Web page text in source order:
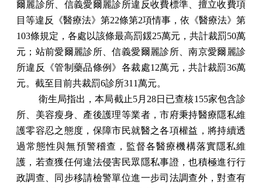
爾麗診所、信義愛爾麗診所違反收費標準、擅立收費項
目等違反《醫療法》第22條第2項情事，依《醫療法》第
103條規定，各處以該條最高罰鍰25萬元，共計裁罰50萬
元；站前愛爾麗診所、信義愛爾麗診所、南京愛爾麗診
所違反《管制藥品條例》各裁處12萬元，共計裁罰36萬
元。截至目前共裁罰6診所311萬元。
衛生局指出，本局截止5月28日已查核155家包含診
所、美容瘦身、產後護理等業者，市府秉持醫療隱私維
護零容忍之態度，保障市民就醫之各項權益，將持續透
過常態性與無預警稽查，監督各醫療機構落實隱私維
護，若查獲任何違法侵害民眾隱私事證，也積極進行行
政調查、同步移請檢警單位進一步司法調查外，對查有